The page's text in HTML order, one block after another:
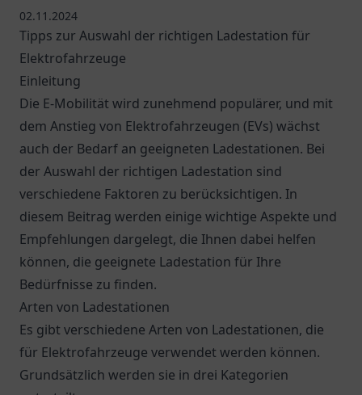
02.11.2024
Tipps zur Auswahl der richtigen Ladestation für
Elektrofahrzeuge
Einleitung
Die E-Mobilität wird zunehmend populärer, und mit
dem Anstieg von Elektrofahrzeugen (EVs) wächst
auch der Bedarf an geeigneten Ladestationen. Bei
der Auswahl der richtigen Ladestation sind
verschiedene Faktoren zu berücksichtigen. In
diesem Beitrag werden einige wichtige Aspekte und
Empfehlungen dargelegt, die Ihnen dabei helfen
können, die geeignete Ladestation für Ihre
Bedürfnisse zu finden.
Arten von Ladestationen
Es gibt verschiedene Arten von Ladestationen, die
für Elektrofahrzeuge verwendet werden können.
Grundsätzlich werden sie in drei Kategorien